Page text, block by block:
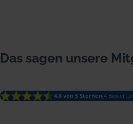
Das sagen unsere
4.8 von 5 Sternen(4